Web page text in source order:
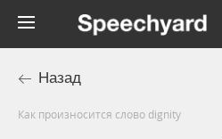
Назад
Как произносится слово dignity